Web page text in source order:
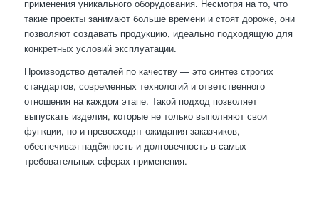
применения уникального оборудования. Несмотря на то, что
такие проекты занимают больше времени и стоят дороже, они
позволяют создавать продукцию, идеально подходящую для
конкретных условий эксплуатации.
Производство деталей по качеству — это синтез строгих
стандартов, современных технологий и ответственного
отношения на каждом этапе. Такой подход позволяет
выпускать изделия, которые не только выполняют свои
функции, но и превосходят ожидания заказчиков,
обеспечивая надёжность и долговечность в самых
требовательных сферах применения.